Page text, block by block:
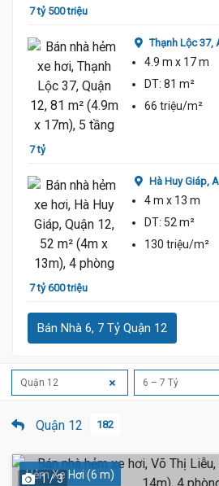
7 tỷ 500 triệu
7 tỷ
Thạnh Lộc 37,
4.9 m x 17 m
DT: 81 m²
66 triệu/m²
7 tỷ 600 triệu
Hà Huy Giáp,
4 m x 13 m
DT: 52 m²
130 triệu/m²
Bán Nhà 6, 7 Tỷ Quận 12
Quận 12 6 – 7 Tỷ
Quận 12 182
Hẻm Xe Hơi (6 m)
1 / 3